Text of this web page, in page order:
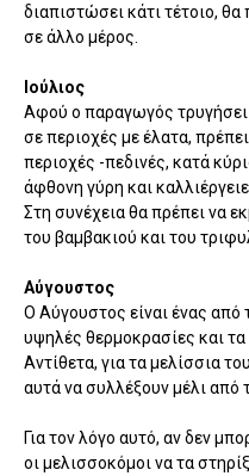
διαπιστώσει κάτι τέτοιο,
σε άλλο μέρος.
Ιούλιος
Αφού ο παραγωγός τρυγήσει
σε περιοχές με έλατα,
περιοχές -πεδινές, κατά
άφθονη γύρη και
Στη συνέχεια θα πρέπει να
του βαμβακιού και του
Αύγουστος
Ο Αύγουστος είναι ένας
υψηλές θερμοκρασίες και τα
Αντίθετα, για τα μελίσσια
αυτά να συλλέξουν μέλι από
Για τον λόγο αυτό, αν δεν
οι μελισσοκόμοι να τα